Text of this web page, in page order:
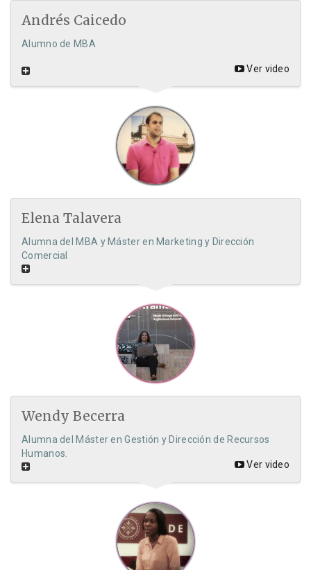
Andrés Caicedo
Alumno de MBA
Ver video
Elena Talavera
Alumna del MBA y Máster en Marketing y Dirección
Comercial
Wendy Becerra
Alumna del Máster en Gestión y Dirección de Recursos
Humanos.
Ver video